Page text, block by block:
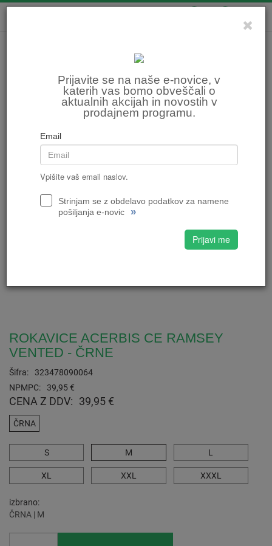
Prijavite se na naše e-novice, v
katerih vas bomo obveščali o
aktualnih akcijah in novostih v
prodajnem programu.
Email
Vpišite vaš email naslov.
Strinjam se z obdelavo podatkov za namene
pošiljanja e-novic
»
Prijavi me
ROKAVICE ACERBIS CE RAMSEY
VENTED - ČRNE
Šifra:
323478090064
NPMPC:
39,95 €
CENA Z DDV: 39,95 €
ČRNA
S M L
XL XXL XXXL
izbrano
ČRNA | M